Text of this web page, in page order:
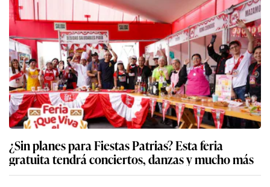
¿Sin planes para Fiestas Patrias? Esta feria
gratuita tendrá conciertos, danzas y mucho más